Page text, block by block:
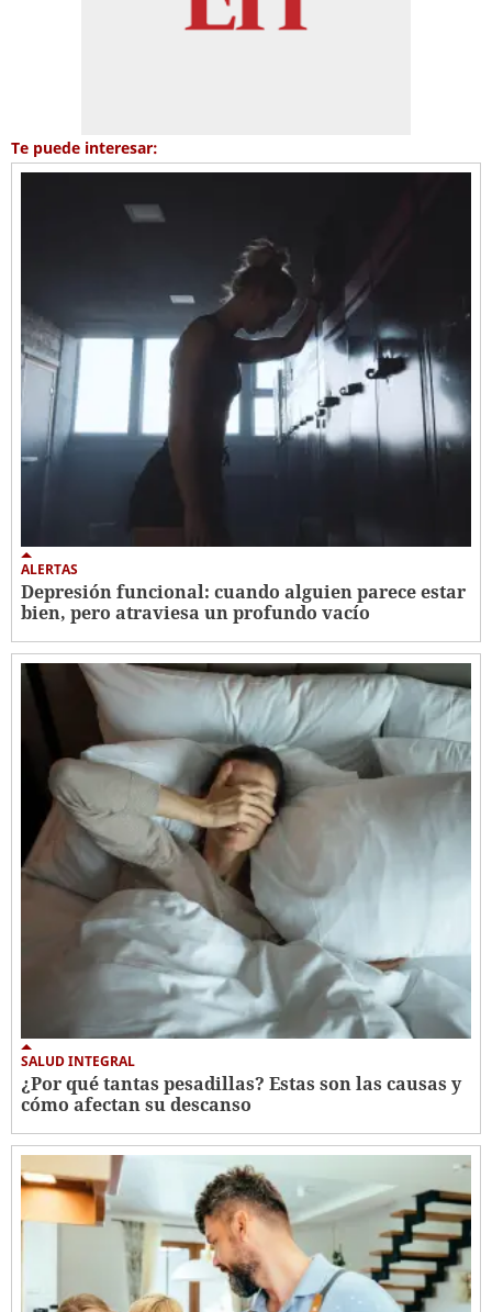
Te puede interesar:
ALERTAS
Depresión funcional: cuando alguien parece estar
bien, pero atraviesa un profundo vacío
SALUD INTEGRAL
¿Por qué tantas pesadillas? Estas son las causas y
cómo afectan su descanso